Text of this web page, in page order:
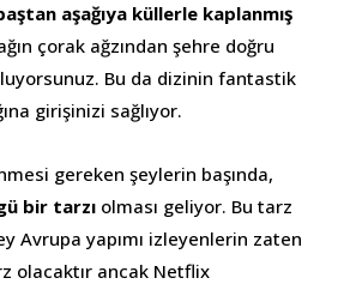
aşağıya küllerle kaplanmış
çorak ağzından şehre doğru
Bu da dizinin fantastik
girişinizi sağlıyor.
gereken şeylerin başında,
bir tarzı olması geliyor. Bu tarz
Avrupa yapımı izleyenlerin zaten
olacaktır ancak Netflix